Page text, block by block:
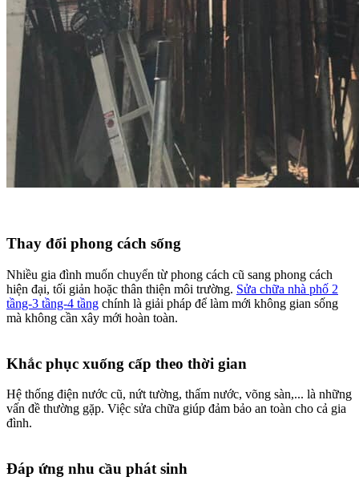
Thay đổi phong cách sống​
Nhiều gia đình muốn chuyển từ phong cách cũ sang phong cách
hiện đại, tối giản hoặc thân thiện môi trường. Sửa chữa nhà phố 2
tầng-3 tầng-4 tầng chính là giải pháp để làm mới không gian sống
mà không cần xây mới hoàn toàn.
Khắc phục xuống cấp theo thời gian​
Hệ thống điện nước cũ, nứt tường, thấm nước, võng sàn,... là những
vấn đề thường gặp. Việc sửa chữa giúp đảm bảo an toàn cho cả gia
đình.
Đáp ứng nhu cầu phát sinh​